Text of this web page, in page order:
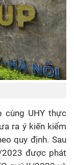
cùng UHY thực
ra ý kiến kiểm
quy định. Sau
2023 được phát